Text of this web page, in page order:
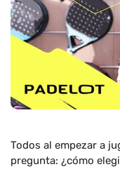
Todos al empezar a
pregunta: ¿cómo